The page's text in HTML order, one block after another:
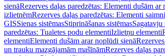
sienāRezerves daļas paredzētas: Elementi dušām ar
izlietnēmRezerves daļas paredzētas: Elementi
GISSienas sistēmasStiprināšanas sistēmasSagatavju
paredzētas: Tualetes podu elementiIzlietņu elementi
elementiElementi dušām arar noplūdi sienā
un trauku mazgājamām mašīnāmRezerves daļas